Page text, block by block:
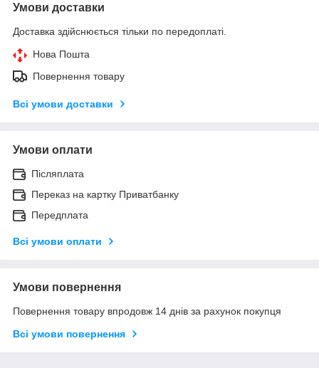
Умови доставки
Доставка здійснюється тільки по передоплаті.
Нова Пошта
Повернення товару
Всі умови доставки
Умови оплати
Післяплата
Переказ на картку Приватбанку
Передплата
Всі умови оплати
Умови повернення
Повернення товару впродовж 14 днів за рахунок покупця
Всі умови повернення